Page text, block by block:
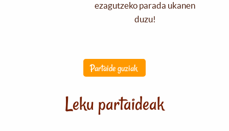
ezagutzeko parada ukanen
duzu!
Partaide guziak
Leku partaideak